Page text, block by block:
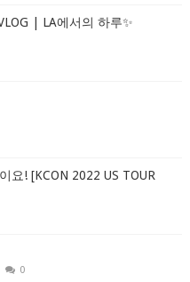
| LA에서의 하루✨
요! [KCON 2022 US TOUR
0